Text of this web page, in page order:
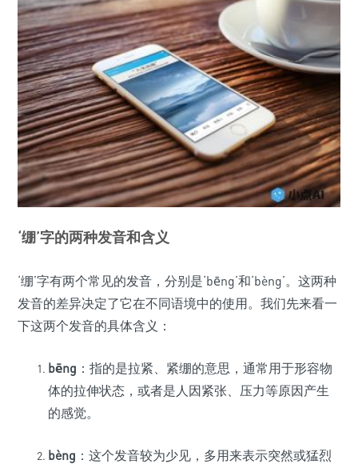
‘绷’字的两种发音和含义
‘绷’字有两个常见的发音，分别是‘bēng’和‘bèng’。这两种
发音的差异决定了它在不同语境中的使用。我们先来看一
下这两个发音的具体含义：
bēng ：指的是拉紧、紧绷的意思，通常用于形容物
体的拉伸状态，或者是人因紧张、压力等原因产生
的感觉。
bèng ：这个发音较为少见，多用来表示突然或猛烈